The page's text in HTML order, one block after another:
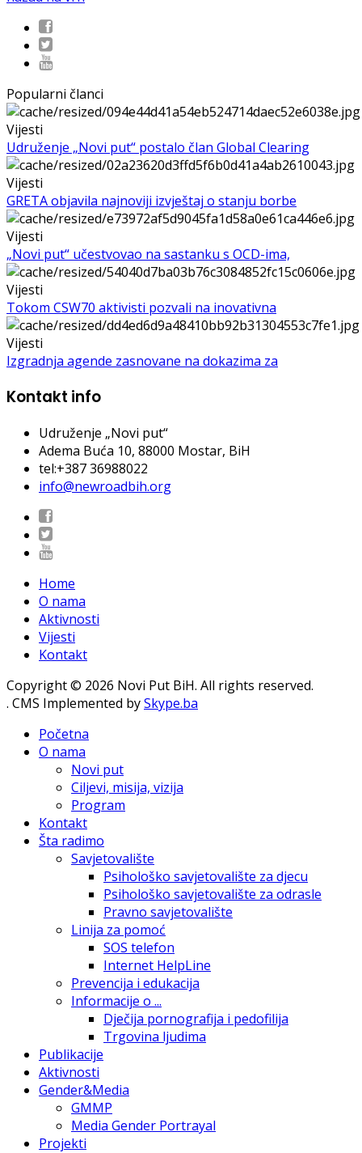
Popularni članci
Vijesti
Udruženje „Novi put“ postalo član Global Clearing
Vijesti
GRETA objavila najnoviji izvještaj o stanju borbe
Vijesti
„Novi put“ učestvovao na sastanku s OCD-ima,
Vijesti
Tokom CSW70 aktivisti pozvali na inovativna
Vijesti
Izgradnja agende zasnovane na dokazima za
Kontakt info
Udruženje „Novi put“
Adema Buća 10, 88000 Mostar, BiH
tel:+387 36988022
info@newroadbih.org
Home
O nama
Aktivnosti
Vijesti
Kontakt
Copyright © 2026 Novi Put BiH. All rights reserved.
. CMS Implemented bySkype.ba
Početna
O nama
Novi put
Ciljevi, misija, vizija
Program
Kontakt
Šta radimo
Savjetovalište
Psihološko savjetovalište za djecu
Psihološko savjetovalište za odrasle
Pravno savjetovalište
Linija za pomoć
SOS telefon
Internet HelpLine
Prevencija i edukacija
Informacije o ...
Dječija pornografija i pedofilija
Trgovina ljudima
Publikacije
Aktivnosti
Gender&Media
GMMP
Media Gender Portrayal
Projekti